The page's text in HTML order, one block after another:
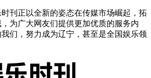
刊正以全新的姿态在传媒市场崛起，拓
为广大网友们提供更加优质的服务内
们，努力成为辽宁，甚至是全国娱乐领